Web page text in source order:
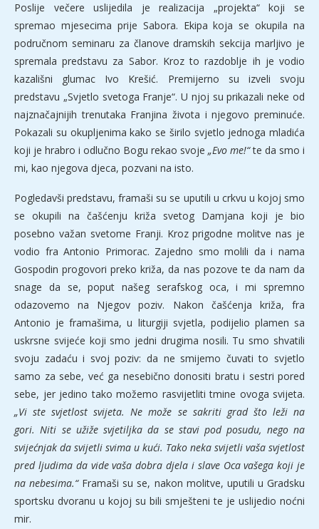
Poslije večere uslijedila je realizacija „projekta“ koji se
spremao mjesecima prije Sabora. Ekipa koja se okupila na
područnom seminaru za članove dramskih sekcija marljivo je
spremala predstavu za Sabor. Kroz to razdoblje ih je vodio
kazališni glumac Ivo Krešić. Premijerno su izveli svoju
predstavu „Svjetlo svetoga Franje“. U njoj su prikazali neke od
najznačajnijih trenutaka Franjina života i njegovo preminuće.
Pokazali su okupljenima kako se širilo svjetlo jednoga mladića
koji je hrabro i odlučno Bogu rekao svoje „Evo me!“te da smo i
mi, kao njegova djeca, pozvani na isto.
Pogledavši predstavu, framaši su se uputili u crkvu u kojoj smo
se okupili na čašćenju križa svetog Damjana koji je bio
posebno važan svetome Franji. Kroz prigodne molitve nas je
vodio fra Antonio Primorac. Zajedno smo molili da i nama
Gospodin progovori preko križa, da nas pozove te da nam da
snage da se, poput našeg serafskog oca, i mi spremno
odazovemo na Njegov poziv. Nakon čašćenja križa, fra
Antonio je framašima, u liturgiji svjetla, podijelio plamen sa
uskrsne svijeće koji smo jedni drugima nosili. Tu smo shvatili
svoju zadaću i svoj poziv: da ne smijemo čuvati to svjetlo
samo za sebe, već ga nesebično donositi bratu i sestri pored
sebe, jer jedino tako možemo rasvijetliti tmine ovoga svijeta.
„Vi ste svjetlost svijeta. Ne može se sakriti grad što leži na
gori. Niti se užiže svjetiljka da se stavi pod posudu, nego na
svijećnjak da svijetli svima u kući. Tako neka svijetli vaša svjetlost
pred ljudima da vide vaša dobra djela i slave Oca vašega koji je
na nebesima.“ Framaši su se, nakon molitve, uputili u Gradsku
sportsku dvoranu u kojoj su bili smješteni te je uslijedio noćni
mir.